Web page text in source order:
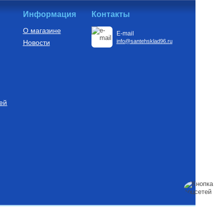
насосов
Купить
Информация
О магазине
Новости
Контакты
E-mail
info@santehsklad96.ru